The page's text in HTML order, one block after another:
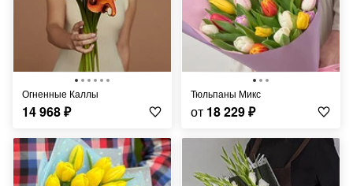
Огненные Каллы
14 968₽
Тюльпаны Микс
от 18 229₽